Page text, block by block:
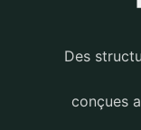
Des
conçues